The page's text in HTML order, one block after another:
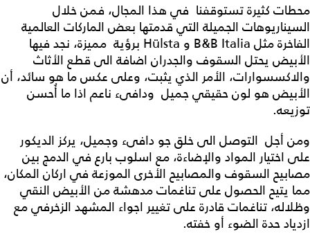
محطات كثيرة تستوقفنا في هذا المجال، فمن خلال
السيناريوهات الجميلة التي قدمتها بعض الماركات العالمية
الفاخرة مثل B&B Italia و Hülsta برؤية مميزة، نجد فيها
الأبيض يحتل السقوف والجدران اضافة الى قطع الأثاث
والاكسسوارات، الأمر الذي يثبت، وعلى عكس ما هو سائد، أن
الأبيض هو لون حقيقي جميل ودافىء ناعم اذا ما أُحسن
توزيعه.
ومن أجل التوصل الى خلق جو دافىء وجميل، يركز الديكور
على اختيار المواد والإضاءة، مع اسلوب بارع في الدمج بين
مصابيح السقوف والمصابيح الأخرى الموزعة في اركان المكان،
مما يتيح الحصول على تناغمات مدهشة من الأبيض النقي
وظلاله، تناغمات قادرة على تغيير اجواء المشهد الزخرفي مع
ازدياد حدة الضوء أو خفته.